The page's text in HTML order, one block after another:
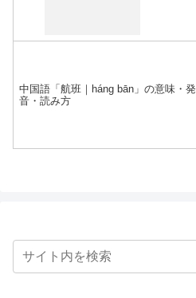
中国語「航班｜háng bān」の意味・発
音・読み方